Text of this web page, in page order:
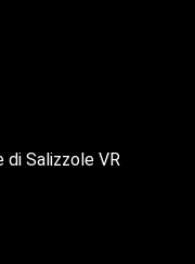
di Salizzole VR